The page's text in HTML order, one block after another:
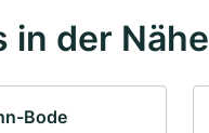
in der Nähe
Bode